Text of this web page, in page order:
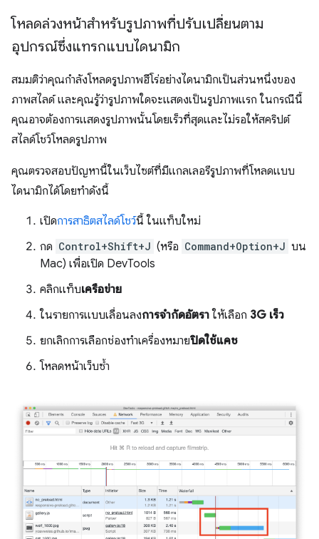
โหลดล่วงหน้าสำหรับรูปภาพที่ปรับเปลี่ยนตาม
อุปกรณ์ซึ่งแทรกแบบไดนามิก
สมมติว่าคุณกำลังโหลดรูปภาพฮีโร่อย่างไดนามิกเป็นส่วนหนึ่งของ
ภาพสไลด์ และคุณรู้ว่ารูปภาพใดจะแสดงเป็นรูปภาพแรก ในกรณีนี้
คุณอาจต้องการแสดงรูปภาพนั้นโดยเร็วที่สุดและไม่รอให้สคริปต์
สไลด์โชว์โหลดรูปภาพ
คุณตรวจสอบปัญหานี้ในเว็บไซต์ที่มีแกลเลอรีรูปภาพที่โหลดแบบ
ไดนามิกได้โดยทำดังนี้
เปิดการสาธิตสไลด์โชว์นี้ ในแท็บใหม่
กด Control+Shift+J (หรือ Command+Option+J บน
Mac) เพื่อเปิด DevTools
คลิกแท็บเครือข่าย
ในรายการแบบเลื่อนลงการจำกัดอัตรา ให้เลือก 3G เร็ว
ยกเลิกการเลือกช่องทำเครื่องหมายปิดใช้แคช
โหลดหน้าเว็บซ้ำ